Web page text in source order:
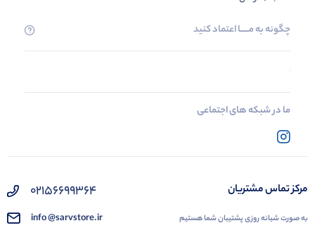
چگونه به مــــــا اعتماد کنید
ما در شبکه های اجتماعی
مرکز تماس مشتریان
به صورت شبانه روزی پشتیبان شما هستیم
02156699364
info @sarvstore.ir